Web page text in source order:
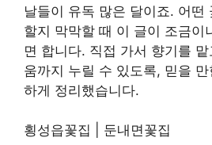
날들이 유독 많은 달이죠. 어떤
할지 막막할 때 이 글이 조금이
면 합니다. 직접 가서 향기를
움까지 누릴 수 있도록, 믿을
하게 정리했습니다.
횡성읍꽃집 | 둔내면꽃집